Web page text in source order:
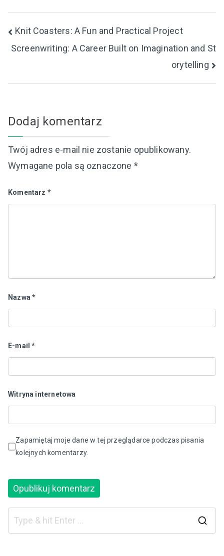
Nawigacja
wpisu
Knit Coasters: A Fun and Practical Project
Screenwriting: A Career Built on Imagination and St
orytelling
Dodaj komentarz
Twój adres e-mail nie zostanie opublikowany.
Wymagane pola są oznaczone *
Komentarz *
Nazwa*
E-mail*
Witryna internetowa
Zapamiętaj moje dane w tej przeglądarce podczas pisania
kolejnych komentarzy.